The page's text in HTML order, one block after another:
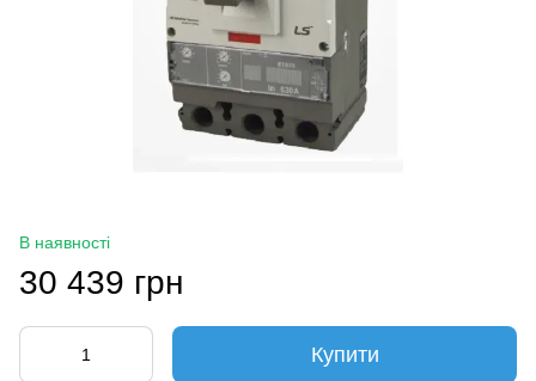
В наявності
30 439 грн
Купити